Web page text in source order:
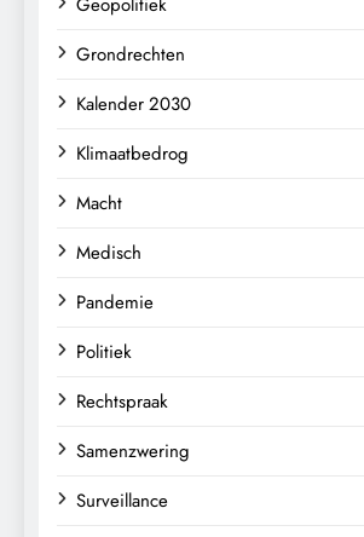
Grondrechten
Kalender 2030
Klimaatbedrog
Macht
Medisch
Pandemie
Politiek
Rechtspraak
Samenzwering
Surveillance